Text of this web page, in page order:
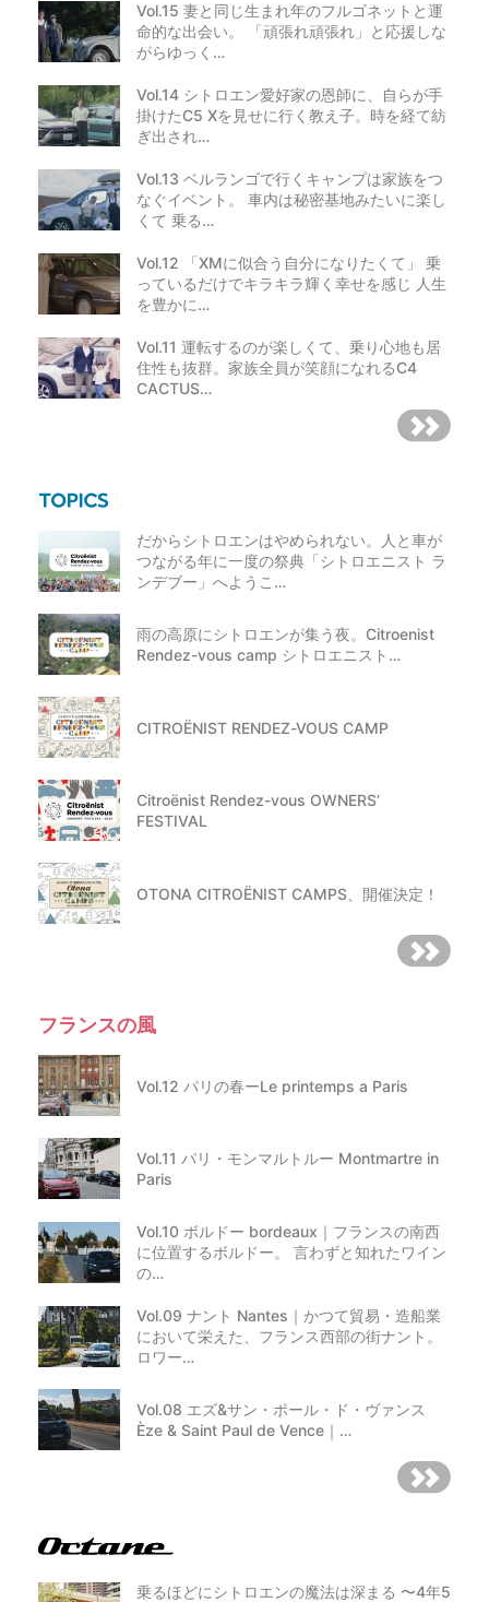
Vol.15 妻と同じ生まれ年のフルゴネットと運
命的な出会い。 「頑張れ頑張れ」と応援しな
がらゆっく…
Vol.14 シトロエン愛好家の恩師に、自らが手
掛けたC5 Xを見せに行く教え子。時を経て紡
ぎ出され…
Vol.13 ベルランゴで行くキャンプは家族をつ
なぐイベント。 車内は秘密基地みたいに楽し
くて 乗る…
Vol.12 「XMに似合う自分になりたくて」 乗
っているだけでキラキラ輝く幸せを感じ 人生
を豊かに…
Vol.11 運転するのが楽しくて、乗り心地も居
住性も抜群。家族全員が笑顔になれるC4
CACTUS…
だからシトロエンはやめられない。人と車が
つながる年に一度の祭典「シトロエニスト ラ
ンデブー」へようこ…
雨の高原にシトロエンが集う夜。Citroenist
Rendez-vous camp シトロエニスト…
CITROËNIST RENDEZ-VOUS CAMP
Citroënist Rendez-vous OWNERS’
FESTIVAL
OTONA CITROËNIST CAMPS、開催決定！
フランスの風
Vol.12 パリの春ーLe printemps a Paris
Vol.11 パリ・モンマルトルー Montmartre in
Paris
Vol.10 ボルドー bordeaux｜フランスの南西
に位置するボルドー。 言わずと知れたワイン
の…
Vol.09 ナント Nantes｜かつて貿易・造船業
において栄えた、フランス西部の街ナント。
ロワー…
Vol.08 エズ&サン・ポール・ド・ヴァンス
Èze & Saint Paul de Vence｜…
乗るほどにシトロエンの魔法は深まる 〜4年5